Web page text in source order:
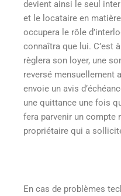
devient ainsi le seul
et le locataire en
occupera le rôle
connaîtra que lui. C’est
règlera son loyer, une
reversé mensuellement
envoie un avis
une quittance une fois
fera parvenir un compte
propriétaire qui a
En cas de problèmes